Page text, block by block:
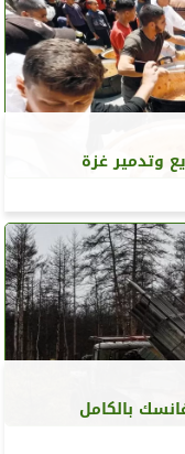
وتدمير غزة
بالكامل